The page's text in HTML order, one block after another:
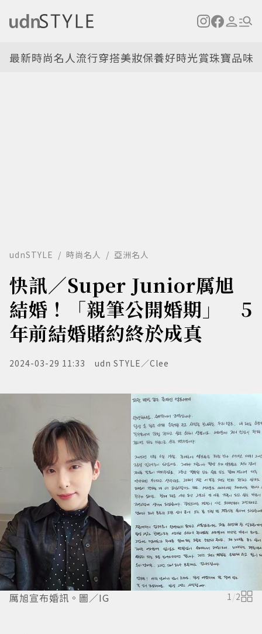
最新時尚名人流行穿搭美妝保養好時光賞珠寶品味
udnSTYLE 時尚名人 亞洲名人
快訊／Super Junior厲旭
結婚！「親筆公開婚期」 5
年前結婚賭約終於成真
2024-03-29 11:33 udn STYLE／Clee
厲旭宣布婚訊。圖／IG 1/2